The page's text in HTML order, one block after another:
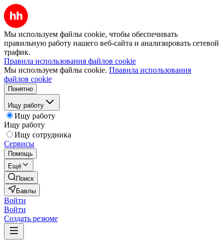
Мы используем файлы cookie, чтобы обеспечивать
правильную работу нашего веб-сайта и анализировать сетевой
трафик.
Правила использования файлов cookie
Мы используем файлы cookie. Правила использования
файлов cookie
Понятно
Ищу работу
Ищу работу
Ищу работу
Ищу сотрудника
Сервисы
Помощь
Ещё
Поиск
Бавлы
Войти
Войти
Создать резюме